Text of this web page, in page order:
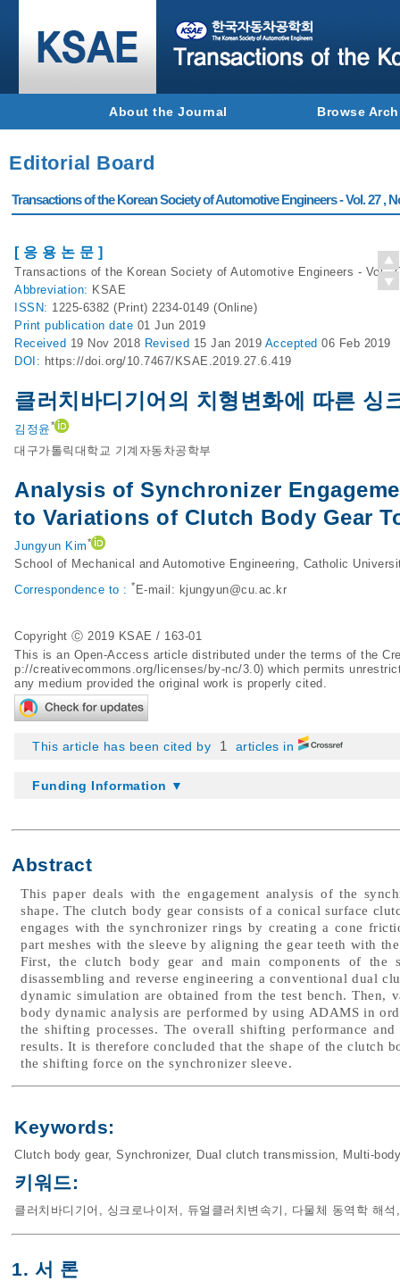
About the Journal Browse
Editorial Board
Transactions of the Korean Society of Automotive Engineers - Vol. 27 ,
[ 응 용 논 문 ]
Transactions of the Korean Society of Automotive Engineers - Vol.
Abbreviation: KSAE
ISSN: 1225-6382 (Print) 2234-0149 (Online)
Print publication date 01 Jun 2019
Received 19 Nov 2018 Revised 15 Jan 2019 Accepted 06 Feb 2019
DOI: https://doi.org/10.7467/KSAE.2019.27.6.419
클러치바디기어의 치형변화에 따른 싱
김정윤*
대구가톨릭대학교 기계자동차공학부
Analysis of Synchronizer
to Variations of Clutch Body Gear
Jungyun Kim*
School of Mechanical and Automotive Engineering, Catholic
Correspondence to : * E-mail: kjungyun@cu.ac.kr
Copyright Ⓒ 2019 KSAE / 163-01
This is an Open-Access article distributed under the terms of the
p://creativecommons.org/licenses/by-nc/3.0) which permits
any medium provided the original work is properly cited.
This article has been cited by 1 articles in
Funding Information ▼
Abstract
This paper deals with the engagement analysis of the
shape. The clutch body gear consists of a conical surface
engages with the synchronizer rings by creating a cone
part meshes with the sleeve by aligning the gear teeth with
First, the clutch body gear and main components of the
disassembling and reverse engineering a conventional dual
dynamic simulation are obtained from the test bench.
body dynamic analysis are performed by using ADAMS in
the shifting processes. The overall shifting performance
results. It is therefore concluded that the shape of the clutch
the shifting force on the synchronizer sleeve.
Keywords:
Clutch body gear, Synchronizer, Dual clutch transmission, Multi-
키워드:
클러치바디기어 , 싱크로나이저 , 듀얼클러치변속기 , 다물체 동역학 해석
1. 서 론